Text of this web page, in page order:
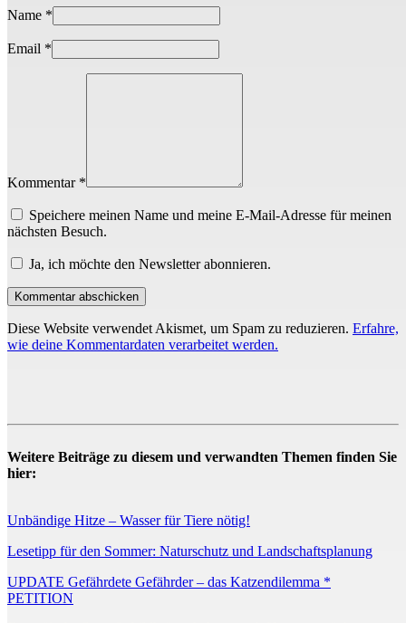
Name *
Email *
Kommentar *
Speichere meinen Name und meine E-Mail-Adresse für meinen
nächsten Besuch.
Ja, ich möchte den Newsletter abonnieren.
Diese Website verwendet Akismet, um Spam zu reduzieren. Erfahre,
wie deine Kommentardaten verarbeitet werden.
Weitere Beiträge zu diesem und verwandten Themen finden Sie
hier:
Unbändige Hitze – Wasser für Tiere nötig!
Lesetipp für den Sommer: Naturschutz und Landschaftsplanung
UPDATE Gefährdete Gefährder – das Katzendilemma *
PETITION